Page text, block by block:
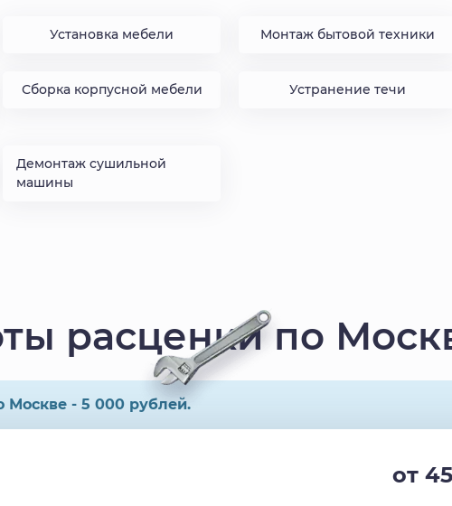
Установка мебели Монтаж бытовой техники
Сборка корпусной мебели Устранение течи
Демонтаж сушильной
машины
расценки по
Москве - 5 000 рублей.
от